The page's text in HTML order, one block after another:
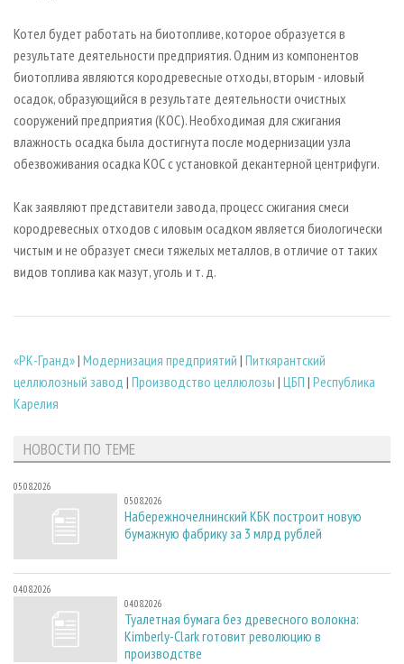
ИНСТРУМЕНТ И МАТЕРИАЛЫ
БИБЛИОТЕКА СПЕЦИАЛИСТА
Котел будет работать на биотопливе, которое образуется в
результате деятельности предприятия. Одним из компонентов
биотоплива являются кородревесные отходы, вторым - иловый
осадок, образующийся в результате деятельности очистных
сооружений предприятия (КОС). Необходимая для сжигания
влажность осадка была достигнута после модернизации узла
обезвоживания осадка КОС с установкой декантерной центрифуги.
Как заявляют представители завода, процесс сжигания смеси
кородревесных отходов с иловым осадком является биологически
чистым и не образует смеси тяжелых металлов, в отличие от таких
видов топлива как мазут, уголь и т. д.
«РК-Гранд»| Модернизация предприятий | Питкярантский
целлюлозный завод | Производство целлюлозы | ЦБП | Республика
Карелия
НОВОСТИ ПО ТЕМЕ
05.08.2026
05.08.2026
Набережночелнинский КБК построит новую
бумажную фабрику за 3 млрд рублей
04.08.2026
04.08.2026
Туалетная бумага без древесного волокна:
Kimberly-Clark готовит революцию в
производстве